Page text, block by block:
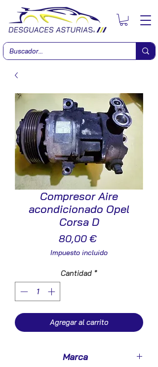
Compresor Aire
acondicionado Opel
Corsa D
80,00 €Precio
Impuesto incluido
Cantidad *
Agregar al carrito
Marca